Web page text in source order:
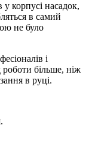
у корпусі насадок,
в самий
не було
і
роботи більше, ніж
в руці.